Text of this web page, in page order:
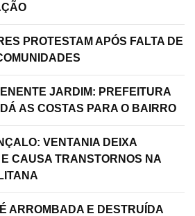
PROTESTAM APÓS FALTA DE
JARDIM: PREFEITURA
AS COSTAS PARA O BAIRRO
VENTANIA DEIXA
CAUSA TRANSTORNOS NA
ARROMBADA E DESTRUÍDA